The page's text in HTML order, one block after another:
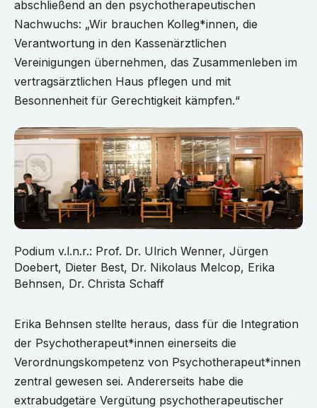
abschließend an den psychotherapeutischen
Nachwuchs: „Wir brauchen Kolleg*innen, die
Verantwortung in den Kassenärztlichen
Vereinigungen übernehmen, das Zusammenleben im
vertragsärztlichen Haus pflegen und mit
Besonnenheit für Gerechtigkeit kämpfen.“
Podium v.l.n.r.: Prof. Dr. Ulrich Wenner, Jürgen
Doebert, Dieter Best, Dr. Nikolaus Melcop, Erika
Behnsen, Dr. Christa Schaff
Erika Behnsen stellte heraus, dass für die Integration
der Psychotherapeut*innen einerseits die
Verordnungskompetenz von Psychotherapeut*innen
zentral gewesen sei. Andererseits habe die
extrabudgetäre Vergütung psychotherapeutischer